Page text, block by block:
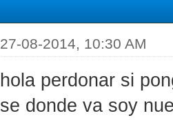
27-08-2014, 10:30 AM
hola perdonar si
se donde va soy